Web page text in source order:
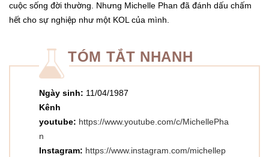
cuộc sống đời thường. Nhưng Michelle Phan đã đánh dấu chấm
hết cho sự nghiệp như một KOL của mình.
TÓM TẮT NHANH
Ngày sinh: 11/04/1987
Kênh
youtube: https://www.youtube.com/c/MichellePha
n
Instagram: https://www.instagram.com/michellep